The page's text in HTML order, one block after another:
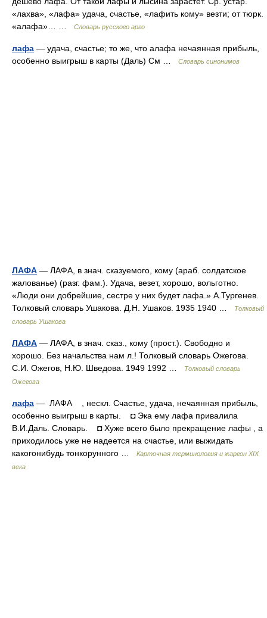
«лахва», «лафа» удача, счастье, «лафить кому» везти; от тюрк.
«алафа»… …
Словарь русского арго
лафа — удача, счастье; то же, что алафа нечаянная прибыль,
особенно выигрыш в карты (Даль) См …
Словарь синонимов
ЛАФА — ЛАФА, в знач. сказуемого, кому (араб. солдатское
жалованье) (разг. фам.). Удача, везет, хорошо, вольготно.
«Люди они добрейшие, сестре у них будет лафа.» А.Тургенев.
Толковый словарь Ушакова. Д.Н. Ушаков. 1935 1940 …
Толковый
словарь Ушакова
ЛАФА — ЛАФА, в знач. сказ., кому (прост.). Свободно и
хорошо. Без начальства нам л.! Толковый словарь Ожегова.
С.И. Ожегов, Н.Ю. Шведова. 1949 1992 …
Толковый словарь
Ожегова
лафа — ЛАФА , нескл. Счастье, удача, нечаянная прибыль,
особенно выигрыш в карты. ◘ Эка ему лафа привалила
В.И.Даль. Словарь. ◘ Хуже всего было прекращение лафы , а
приходилось уже не надеется на счастье, или выжидать
какогонибудь тонкорунного …
Карточная терминология и жаргон XIX
века